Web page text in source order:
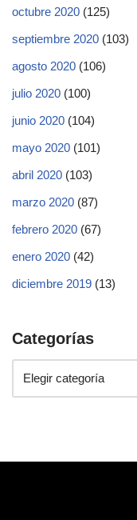
octubre 2020 (125)
septiembre 2020 (103)
agosto 2020 (106)
julio 2020 (100)
junio 2020 (104)
mayo 2020 (101)
abril 2020 (103)
marzo 2020 (87)
febrero 2020 (67)
enero 2020 (42)
diciembre 2019 (13)
Categorías